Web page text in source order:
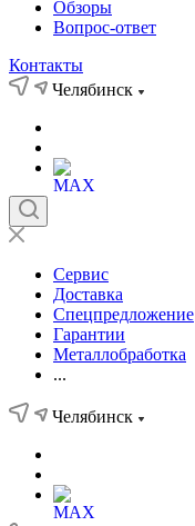
Обзоры
Вопрос-ответ
Контакты
Челябинск
Сервис
Доставка
Спецпредложение
Гарантии
Металлобработка
...
Челябинск